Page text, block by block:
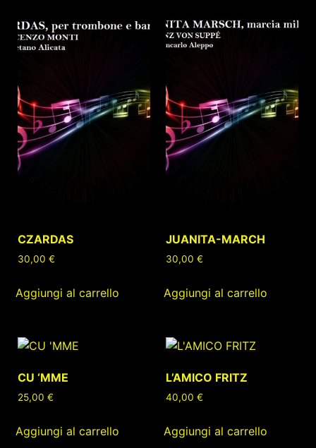
CZARDAS
30,00€
Aggiungi al carrello
JUANITA-MARCH
30,00€
Aggiungi al carrello
CU ‘MME
25,00€
Aggiungi al carrello
L’AMICO FRITZ
40,00€
Aggiungi al carrello